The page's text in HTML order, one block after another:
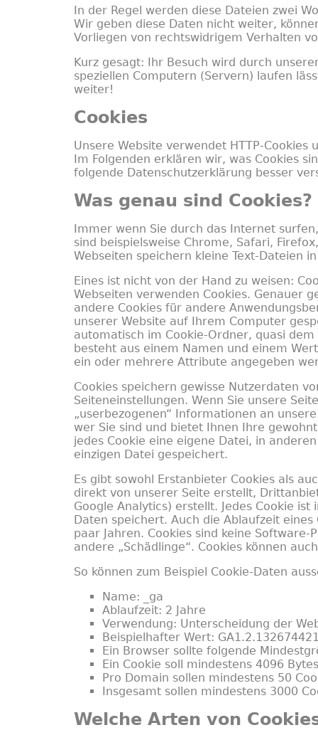
In der Regel werden diese Dateien zwei
Wir geben diese Daten nicht weiter,
Vorliegen von rechtswidrigem Verhalten
Kurz gesagt: Ihr Besuch wird durch
speziellen Computern (Servern) laufen
weiter!
Cookies
Unsere Website verwendet HTTP-
Im Folgenden erklären wir, was Cookies
folgende Datenschutzerklärung besser
Was genau sind Cookies?
Immer wenn Sie durch das Internet
sind beispielsweise Chrome, Safari,
Webseiten speichern kleine Text-Dateien
Eines ist nicht von der Hand zu weisen:
Webseiten verwenden Cookies. Genauer
andere Cookies für andere
unserer Website auf Ihrem Computer
automatisch im Cookie-Ordner, quasi
besteht aus einem Namen und einem
ein oder mehrere Attribute angegeben
Cookies speichern gewisse Nutzerdaten
Seiteneinstellungen. Wenn Sie unsere
„userbezogenen“ Informationen an
wer Sie sind und bietet Ihnen Ihre
jedes Cookie eine eigene Datei, in
einzigen Datei gespeichert.
Es gibt sowohl Erstanbieter Cookies als
direkt von unserer Seite erstellt,
Google Analytics) erstellt. Jedes Cookie
Daten speichert. Auch die Ablaufzeit
paar Jahren. Cookies sind keine
andere „Schädlinge“. Cookies können
So können zum Beispiel Cookie-Daten
Name: _ga
Ablaufzeit: 2 Jahre
Verwendung: Unterscheidung der
Beispielhafter Wert:
Ein Browser sollte folgende
Ein Cookie soll mindestens 4096
Pro Domain sollen mindestens 50
Insgesamt sollen mindestens 3000
Welche Arten von